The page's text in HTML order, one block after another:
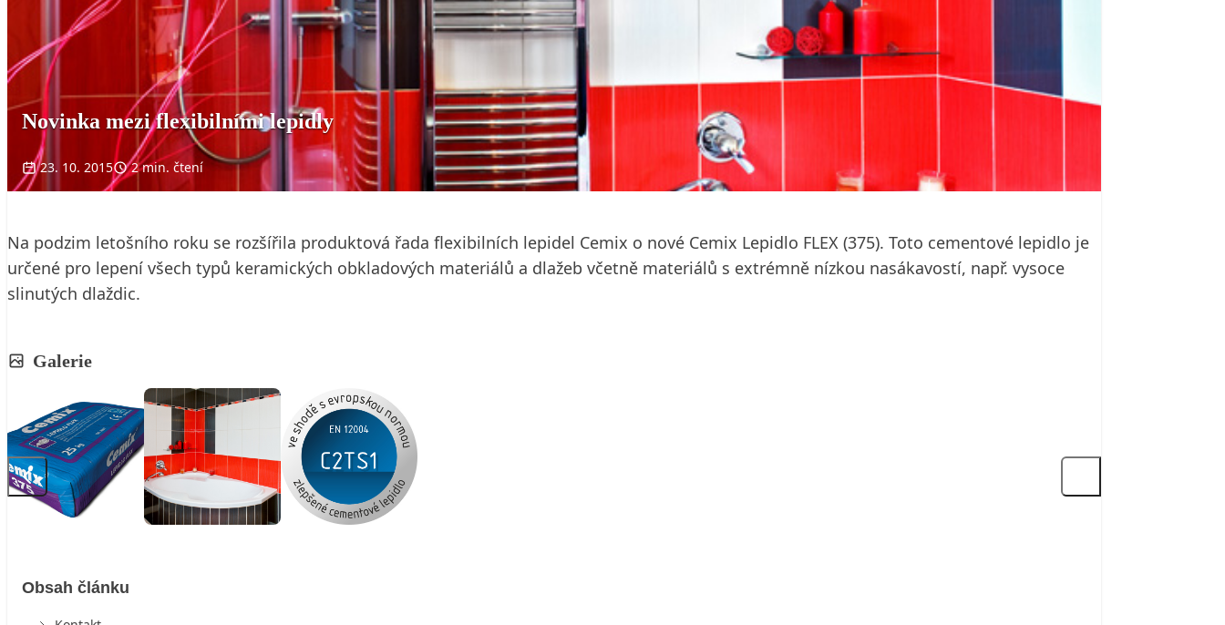
Novinka mezi flexibilními lepidly
23. 10. 2015 2 min. čtení
Na podzim letošního roku se rozšířila produktová řada flexibilních lepidel Cemix o nové Cemix Lepidlo FLEX (375). Toto cementové lepidlo je
určené pro lepení všech typů keramických obkladových materiálů a dlažeb včetně materiálů s extrémně nízkou nasákavostí, např. vysoce
slinutých dlaždic.
Galerie
Obsah článku